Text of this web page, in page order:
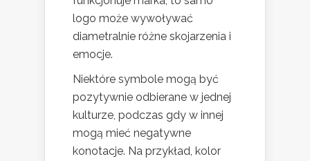
logo może wywoływać
diametralnie różne skojarzenia i
emocje.
Niektóre symbole mogą być
pozytywnie odbierane w jednej
kulturze, podczas gdy w innej
mogą mieć negatywne
konotacje. Na przykład, kolor